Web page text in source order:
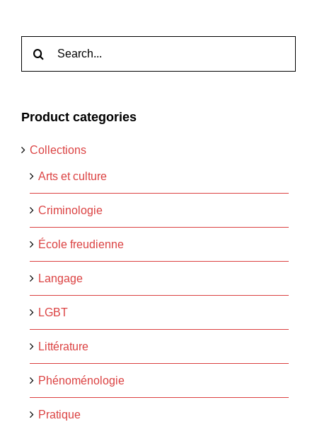
Product categories
Collections
Arts et culture
Criminologie
École freudienne
Langage
LGBT
Littérature
Phénoménologie
Pratique